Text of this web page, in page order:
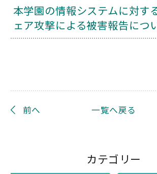
本学園の情報システムに対す
ェア攻撃による被害報告につ
前へ 一覧へ戻る
カテゴリー